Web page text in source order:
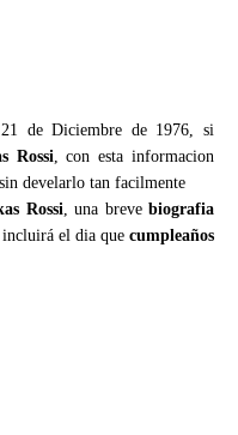
de Diciembre de 1976, si
Rossi, con esta informacion
sin develarlo tan facilmente
Rossi, una brevebiografia
incluirá el dia que cumpleaños